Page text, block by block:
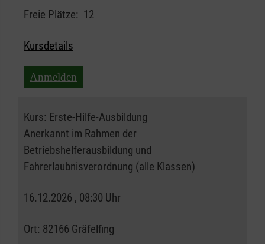
Freie Plätze: 12
Kursdetails
Anmelden
Kurs: Erste-Hilfe-Ausbildung
Anerkannt im Rahmen der
Betriebshelferausbildung und
Fahrerlaubnisverordnung (alle Klassen)
16.12.2026 , 08:30 Uhr
Ort: 82166 Gräfelfing